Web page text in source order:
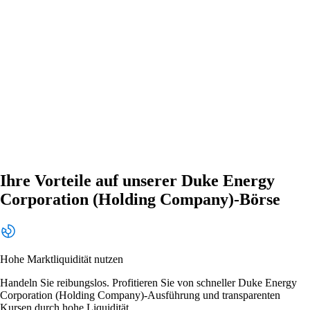
Ihre Vorteile auf unserer Duke Energy
Corporation (Holding Company)-Börse
Hohe Marktliquidität nutzen
Handeln Sie reibungslos. Profitieren Sie von schneller Duke Energy
Corporation (Holding Company)-Ausführung und transparenten
Kursen durch hohe Liquidität.